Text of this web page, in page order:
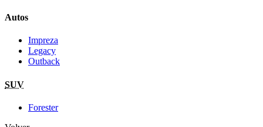
Autos
Impreza
Legacy
Outback
SUV
Forester